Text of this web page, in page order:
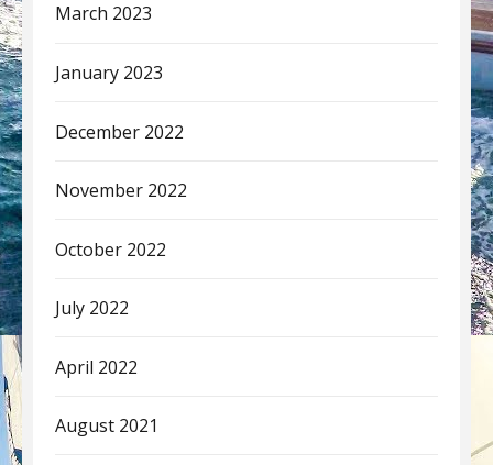
March 2023
January 2023
December 2022
November 2022
October 2022
July 2022
April 2022
August 2021